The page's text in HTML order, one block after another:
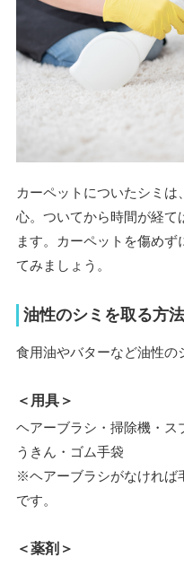
カーペットについたシミ
心。ついてから時間が経て
ます。カーペットを傷め
てみましょう。
油性のシミを取る方法
食用油やバターなど油性の
＜用具＞
ヘアーブラシ・掃除機・ス
うきん・ゴム手袋
※ヘアーブラシがなければ
です。
＜薬剤＞